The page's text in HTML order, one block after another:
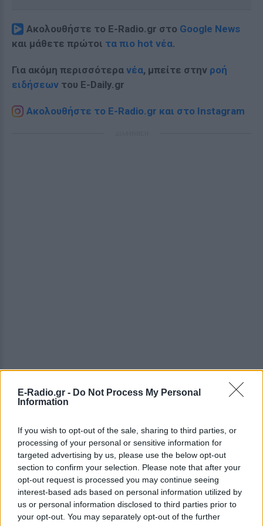
E-Radio.gr - Do Not Process My Personal
Information
If you wish to opt-out of the sale, sharing to third parties, or
processing of your personal or sensitive information for
targeted advertising by us, please use the below opt-out
section to confirm your selection. Please note that after your
opt-out request is processed you may continue seeing
interest-based ads based on personal information utilized by
us or personal information disclosed to third parties prior to
your opt-out. You may separately opt-out of the further
Ακολουθήστε το E-Radio.gr στο Google News
και μάθετε πρώτοι τα πιο hot νέα.
Για ακόμη περισσότερα νέα, μπείτε στην ροή
ειδήσεων του E-Daily.gr
Ακολουθήστε το E-Radio.gr και στο Instagram
ΣΤΗΝ ΙΔΙΑ ΚΑΤΗΓΟΡΙΑ
Θέουτα: «Οι κάτοικοι είναι
ανήμποροι και γεμάτοι αγωνία»
‑ 5.000 μετανάστες παραμένουν
στην περιοχή